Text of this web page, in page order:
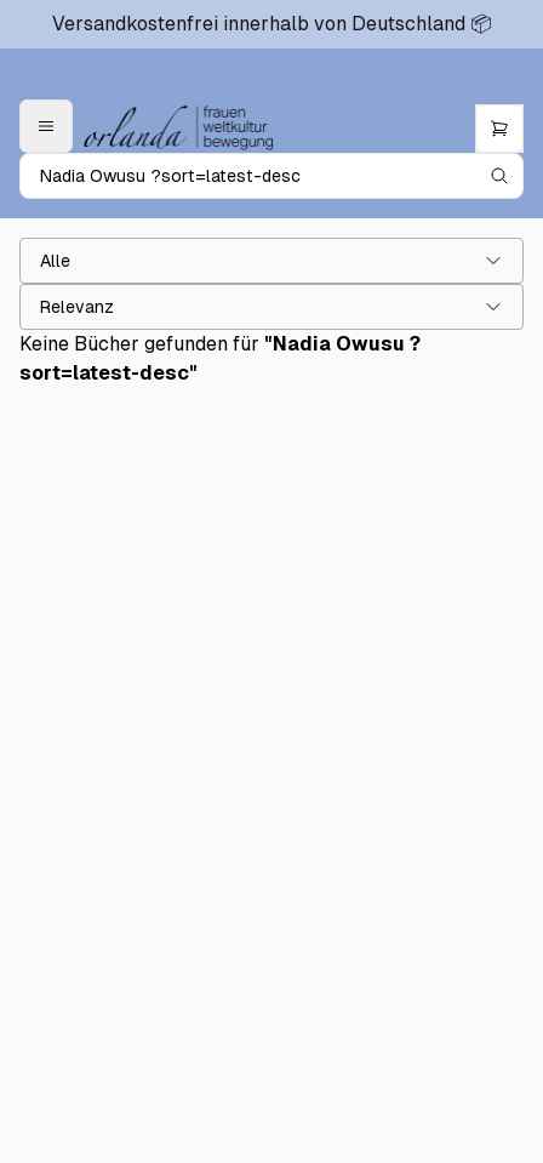
Versandkostenfrei innerhalb von Deutschland 📦
Alle
Keine Bücher gefunden für "Nadia Owusu ?
sort=latest-desc"
Relevanz